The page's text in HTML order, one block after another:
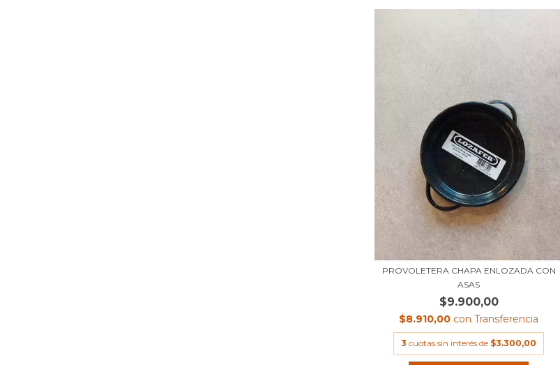
PROVOLETERA CHAPA ENLOZADA CON
ASAS
$9.900,00
$8.910,00 con Transferencia
3 cuotas sin interés de $3.300,00